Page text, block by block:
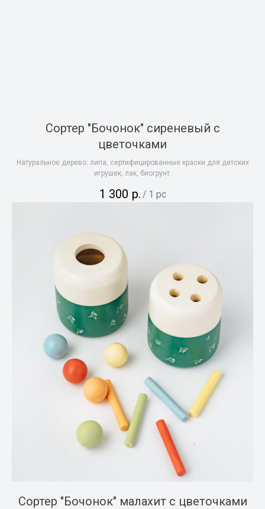
Сортер "Бочонок" сиреневый с
цветочками
Натуральное дерево: липа, сертифицированные краски для детских
игрушек, лак, биогрунт.
1 300 р. / 1 pc
Сортер "Бочонок" малахит с цветочками